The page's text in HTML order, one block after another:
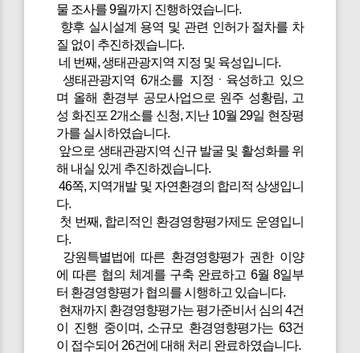
물 조사를 9월까지 진행하였습니다.
향후 실시설계 용역 및 관련 인허가 절차를 차
질 없이 추진하겠습니다.
네 번째, 생태관광지역 지정 및 육성입니다.
생태관광지역 6개소를 지정ㆍ육성하고 있으
며 올해 환경부 공모사업으로 원주 성황림, 고
성 화진포 2개소를 신청, 지난 10월 29일 현장평
가를 실시하였습니다.
앞으로 생태관광지역 신규 발굴 및 활성화를 위
해 내실 있게 추진하겠습니다.
46쪽, 지역개발 및 자연환경의 합리적 상생입니
다.
첫 번째, 합리적인 환경영향평가제도 운영입니
다.
강원특별법에 따른 환경영향평가 권한 이양
에 따른 협의 체계를 구축 완료하고 6월 8일부
터 환경영향평가 협의를 시행하고 있습니다.
현재까지 환경영향평가는 평가준비서 심의 4건
이 진행 중이며, 소규모 환경영향평가는 63건
이 접수되어 26건에 대해 처리 완료하였습니다.